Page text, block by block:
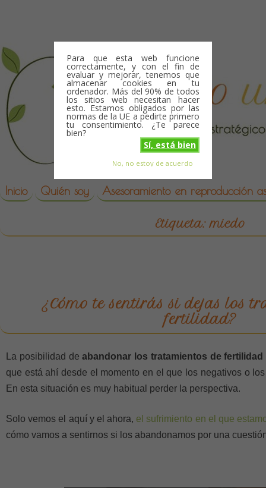
Para que esta web funcione
correctamente, y con el fin de
evaluar y mejorar, tenemos que
almacenar cookies en tu
ordenador. Más del 90% de todos
los sitios web necesitan hacer
esto. Estamos obligados por las
normas de la UE a pedirte primero
tu consentimiento. ¿Te parece
bien?
Sí, está bien
No, no estoy de acuerdo
reproduccion asistida
Skip to content
Inicio Quién soy Asesoramiento en reproducción
Etiqueta:miedo
¿Cómo te sentirás si dejas los
fertilidad?
La posibilidad deabandonar los tratamientos de fertilidad
que está ahí desde el momento en el que los negativos o
En esta situación es muy habitual perder la perspectiva.
Solo vemos el aquí y el ahora, el sufrimiento en el que
cómo vamos a sentirnos si los abandonamos por una